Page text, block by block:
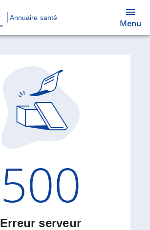
Annuaire santé
Menu
Code
500
Erreur serveur